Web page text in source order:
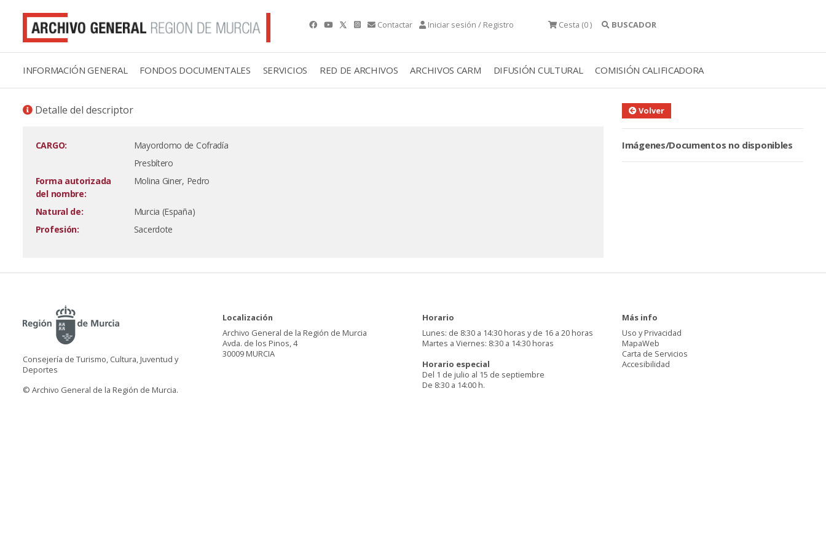
Contactar Iniciar sesión / Registro Cesta (0 ) BUSCADOR
INFORMACIÓN GENERAL FONDOS DOCUMENTALES SERVICIOS RED DE ARCHIVOS ARCHIVOS CARM DIFUSIÓN CULTURAL COMISIÓN CALIFICADORA
Detalle del descriptor
CARGO:
Mayordomo de Cofradía
Presbítero
Forma autorizada
del nombre:
Molina Giner, Pedro
Natural de:
Murcia (España)
Profesión:
Sacerdote
Volver
Imágenes/Documentos no disponibles
Consejería de Turismo, Cultura, Juventud y
Deportes
© Archivo General de la Región de Murcia.
Localización
Archivo General de la Región de Murcia
Avda. de los Pinos, 4
30009 MURCIA
Horario
Lunes: de 8:30 a 14:30 horas y de 16 a 20 horas
Martes a Viernes: 8:30 a 14:30 horas
Horario especial
Del 1 de julio al 15 de septiembre
De 8:30 a 14:00 h.
Más info
Uso y Privacidad
MapaWeb
Carta de Servicios
Accesibilidad